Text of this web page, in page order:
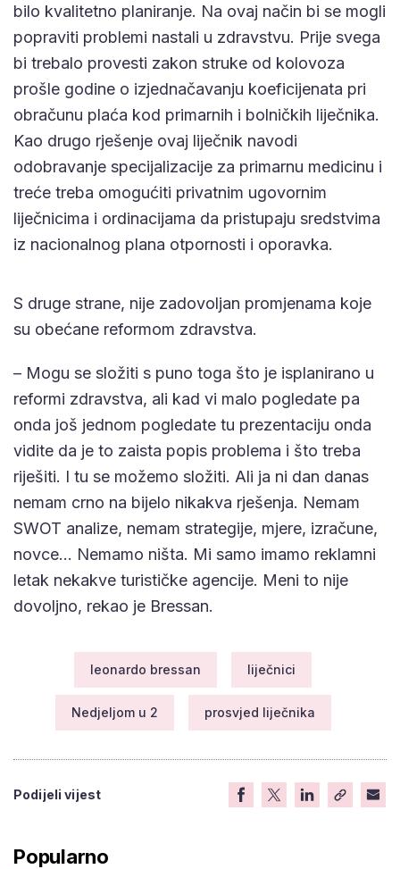
bilo kvalitetno planiranje. Na ovaj način bi se mogli
popraviti problemi nastali u zdravstvu. Prije svega
bi trebalo provesti zakon struke od kolovoza
prošle godine o izjednačavanju koeficijenata pri
obračunu plaća kod primarnih i bolničkih liječnika.
Kao drugo rješenje ovaj liječnik navodi
odobravanje specijalizacije za primarnu medicinu i
treće treba omogućiti privatnim ugovornim
liječnicima i ordinacijama da pristupaju sredstvima
iz nacionalnog plana otpornosti i oporavka.
S druge strane, nije zadovoljan promjenama koje
su obećane reformom zdravstva.
– Mogu se složiti s puno toga što je isplanirano u
reformi zdravstva, ali kad vi malo pogledate pa
onda još jednom pogledate tu prezentaciju onda
vidite da je to zaista popis problema i što treba
riješiti. I tu se možemo složiti. Ali ja ni dan danas
nemam crno na bijelo nikakva rješenja. Nemam
SWOT analize, nemam strategije, mjere, izračune,
novce… Nemamo ništa. Mi samo imamo reklamni
letak nekakve turističke agencije. Meni to nije
dovoljno, rekao je Bressan.
leonardo bressan liječnici
Nedjeljom u 2 prosvjed liječnika
Podijeli vijest
Popularno